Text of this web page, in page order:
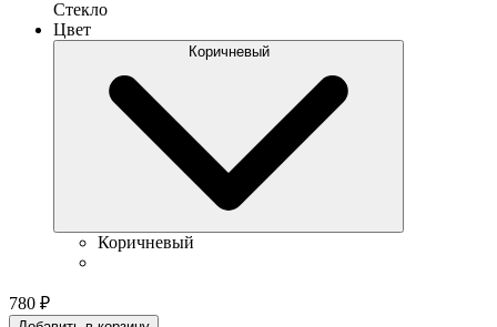
Стекло
Цвет
Коричневый
Коричневый
780 ₽